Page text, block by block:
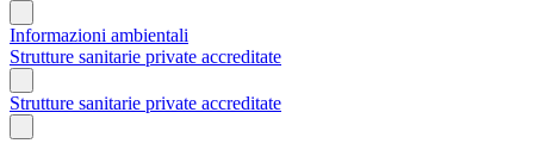
Informazioni ambientali
Strutture sanitarie private accreditate
Strutture sanitarie private accreditate